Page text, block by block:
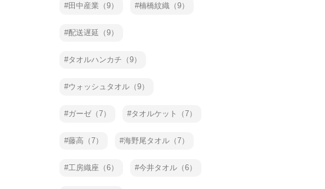
田中産業（9） 楠橋紋織（9）
配送遅延（9）
タオルハンカチ（9）
ウォッシュタオル（9）
ガーゼ（7） タオルケット（7）
藤高（7） 海野尾タオル（7）
工房織座（6） 今井タオル（6）